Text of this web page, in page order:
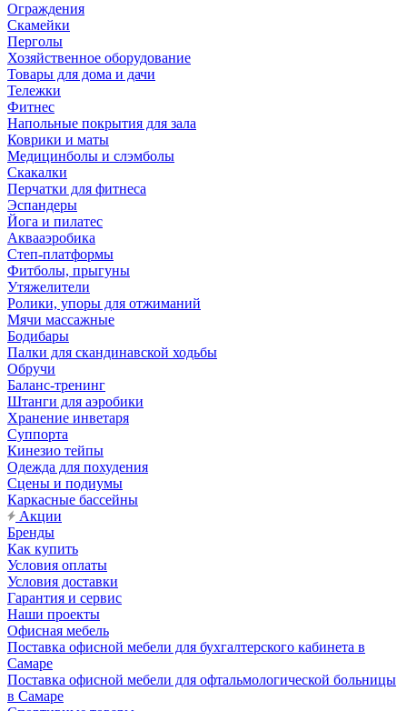
Ограждения
Скамейки
Перголы
Хозяйственное оборудование
Товары для дома и дачи
Тележки
Фитнес
Напольные покрытия для зала
Коврики и маты
Медицинболы и слэмболы
Скакалки
Перчатки для фитнеса
Эспандеры
Йога и пилатес
Аквааэробика
Степ-платформы
Фитболы, прыгуны
Утяжелители
Ролики, упоры для отжиманий
Мячи массажные
Бодибары
Палки для скандинавской ходьбы
Обручи
Баланс-тренинг
Штанги для аэробики
Хранение инветаря
Суппорта
Кинезио тейпы
Одежда для похудения
Сцены и подиумы
Каркасные бассейны
Акции
Бренды
Как купить
Условия оплаты
Условия доставки
Гарантия и сервис
Наши проекты
Офисная мебель
Поставка офисной мебели для бухгалтерского кабинета в
Самаре
Поставка офисной мебели для офтальмологической больницы
в Самаре